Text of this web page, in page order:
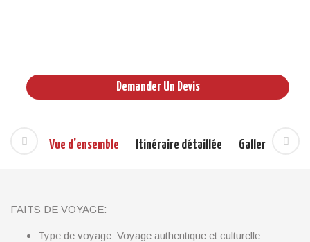
Vue d'ensemble Itinéraire détaillée Gallery
Demander Un Devis
FAITS DE VOYAGE:
Type de voyage: Voyage authentique et culturelle